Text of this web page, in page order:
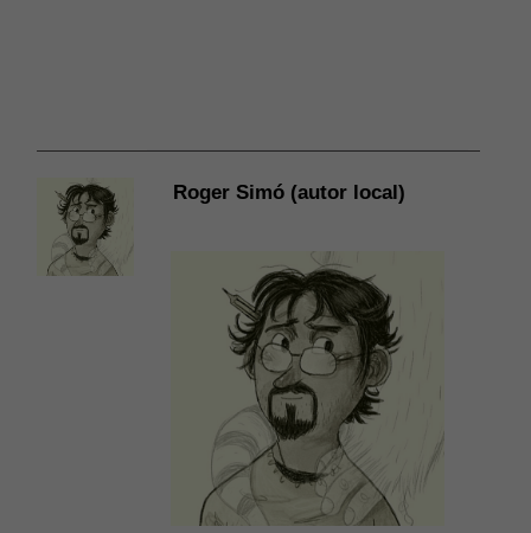
» Tast deCapgirat , d’Alba
Roger Simó (autor local)